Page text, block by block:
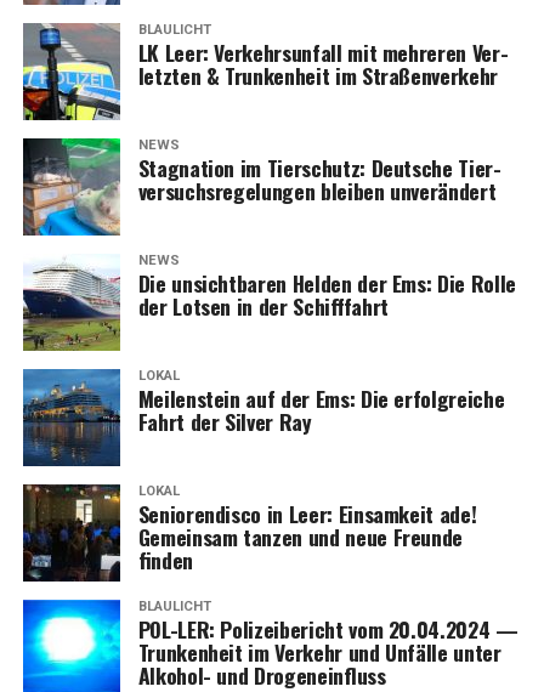
BLAULICHT
LK Leer: Ver­kehrs­un­fall mit meh­re­ren Ver­
letz­ten & Trun­ken­heit im Straßenverkehr
NEWS
Sta­gna­ti­on im Tier­schutz: Deut­sche Tier­
ver­suchs­re­ge­lun­gen blei­ben unverändert
NEWS
Die unsicht­ba­ren Hel­den der Ems: Die Rol­le
der Lot­sen in der Schifffahrt
LOKAL
Mei­len­stein auf der Ems: Die erfolg­rei­che
Fahrt der Sil­ver Ray
LOKAL
Senio­ren­dis­co in Leer: Ein­sam­keit ade!
Gemein­sam tan­zen und neue Freun­de
finden
BLAULICHT
POL-LER: Poli­zei­be­richt vom 20.04.2024 —
Trun­ken­heit im Ver­kehr und Unfäl­le unter
Alko­hol- und Drogeneinfluss